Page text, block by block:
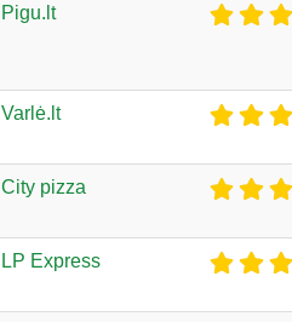
Pigu.lt
Varlė.lt
City pizza
LP Express